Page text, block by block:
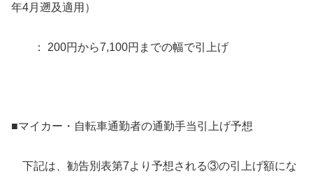
年4月遡及適用）
： 200円から7,100円までの幅で引上げ
■マイカー・自転車通勤者の通勤手当引上げ予想
下記は、勧告別表第7より予想される③の引上げ額にな